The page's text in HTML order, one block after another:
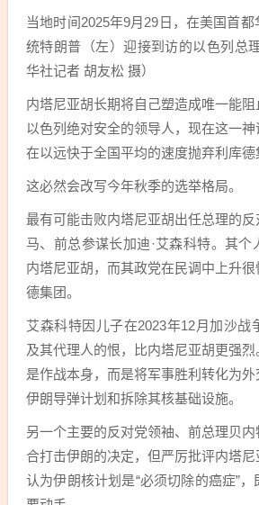
当地时间2025年9月29日，在美国首
统特朗普（左）迎接到访的以色列总
华社记者 胡友松 摄）
内塔尼亚胡长期将自己塑造成唯一能
以色列绝对安全的领导人，现在这一
在以远快于全国平均的速度抛弃利库德
这必然会改写今年秋季的选举格局。
最有可能击败内塔尼亚胡出任总理的
马、前总参谋长加迪·艾森科特。其个
内塔尼亚胡，而其政党在民调中上升
德集团。
艾森科特因儿子在2023年12月加沙战
及其代理人的恨，比内塔尼亚胡更强
是作战本身，而是将军事胜利转化为
伊朗导弹计划和拆除其核基础设施。
另一个主要的反对党领袖、前总理贝
合打击伊朗的决定，但严厉批评内塔
认为伊朗核计划是“必须切除的癌症”